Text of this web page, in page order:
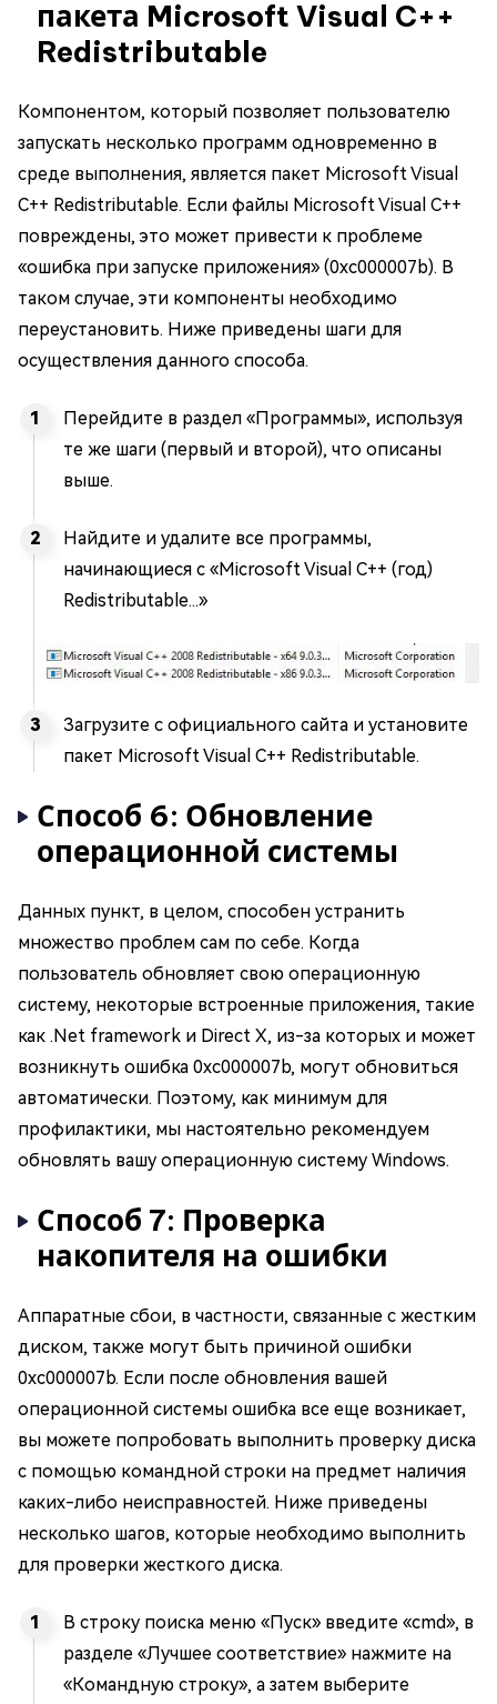
пакета Microsoft Visual C++
Redistributable
Компонентом, который позволяет пользователю
запускать несколько программ одновременно в
среде выполнения, является пакет Microsoft Visual
C++ Redistributable. Если файлы Microsoft Visual C++
повреждены, это может привести к проблеме
«ошибка при запуске приложения» (0xc000007b). В
таком случае, эти компоненты необходимо
переустановить. Ниже приведены шаги для
осуществления данного способа.
Перейдите в раздел «Программы», используя
те же шаги (первый и второй), что описаны
выше.
Найдите и удалите все программы,
начинающиеся с «Microsoft Visual C++ (год)
Redistributable...»
Загрузите с официального сайта и установите
пакет Microsoft Visual C++ Redistributable.
Способ 6: Обновление
операционной системы
Данных пункт, в целом, способен устранить
множество проблем сам по себе. Когда
пользователь обновляет свою операционную
систему, некоторые встроенные приложения, такие
как .Net framework и Direct X, из-за которых и может
возникнуть ошибка 0xc000007b, могут обновиться
автоматически. Поэтому, как минимум для
профилактики, мы настоятельно рекомендуем
обновлять вашу операционную систему Windows.
Способ 7: Проверка
накопителя на ошибки
Аппаратные сбои, в частности, связанные с жестким
диском, также могут быть причиной ошибки
0xc000007b. Если после обновления вашей
операционной системы ошибка все еще возникает,
вы можете попробовать выполнить проверку диска
с помощью командной строки на предмет наличия
каких-либо неисправностей. Ниже приведены
несколько шагов, которые необходимо выполнить
для проверки жесткого диска.
В строку поиска меню «Пуск» введите «cmd», в
разделе «Лучшее соответствие» нажмите на
«Командную строку», а затем выберите